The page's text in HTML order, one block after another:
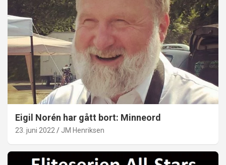
Eigil Norén har gått bort: Minneord
23. juni 2022 JM Henriksen